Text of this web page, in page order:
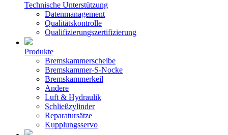
Technische Unterstützung
Datenmanagement
Qualitätskontrolle
Qualifizierungszertifizierung
Produkte
Bremskammerscheibe
Bremskammer-S-Nocke
Bremskammerkeil
Andere
Luft & Hydraulik
Schließzylinder
Reparatursätze
Kupplungsservo